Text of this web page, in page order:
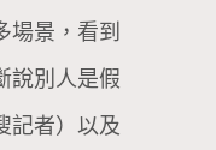
場景，看到
說別人是假
記者）以及